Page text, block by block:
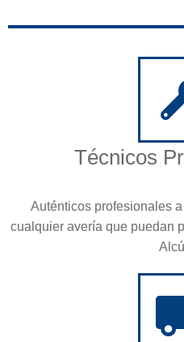
Técnicos
Auténticos profesionales
cualquier avería que puedan